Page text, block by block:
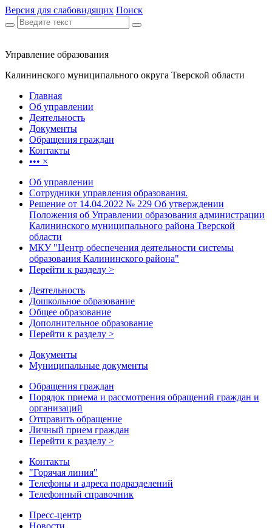
Версия для слабовидящих Поиск
Управление образования
Калининского муниципального округа Тверской области
Главная
Об управлении
Деятельность
Документы
Обращения граждан
Контакты
••• ×
Об управлении
Сотрудники управления образования.
Решение от 14.04.2022 № 229 Об утверждении
Положения об Управлении образования администрации
Калининского муниципального района Тверской
области
МКУ "Центр обеспечения деятельности системы
образования Калининского района"
Перейти к разделу >
Деятельность
Дошкольное образование
Общее образование
Дополнительное образование
Перейти к разделу >
Документы
Муниципальные документы
Обращения граждан
Порядок приема и рассмотрения обращений граждан и
организаций
Отправить обращение
Личный прием граждан
Перейти к разделу >
Контакты
"Горячая линия"
Телефоны и адреса подразделений
Телефонный справочник
Пресс-центр
Новости